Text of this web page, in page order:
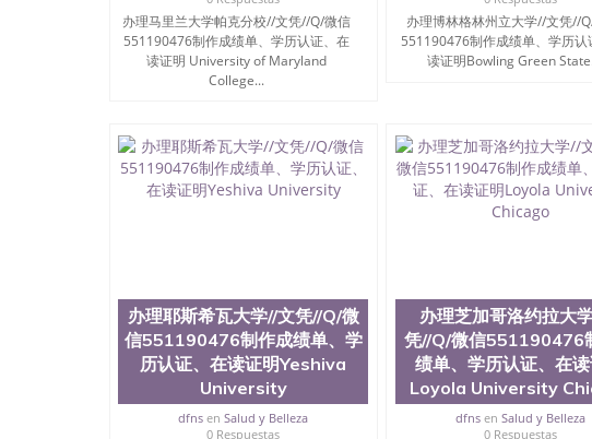
（San Jose State University）圣何塞州立大学（San Jose
State University）圣何塞州立大学学位证（San Jose State
State University）圣何塞州立大学学位证（San Jose State
University）圣何塞州立大学（San Jose State University）圣
立大学结业证（San Jose State University）圣何塞州立大学
立大学学位证（San Jose State University）圣何塞州立大学
立大学学历证书（San Jose State University）圣何塞州立大
塞州立大学学历证书（San Jose State University）澳洲读书
University,Blooming
办理马里兰大学帕克分校//文凭//Q/微信
551190476制作成绩单、学历认证、在
读证明 University of Maryland
College...
办理博林格林州立大学//文凭//
551190476制作成绩单、学历认
读证明Bowling Green
办理耶斯希瓦大学//文凭//Q/微
信551190476制作成绩单、学
历认证、在读证明Yeshiva
University
dfns enSalud y Belleza
0 Respuestas
办理芝加哥洛约拉大
凭//Q/微信551190476
绩单、学历认证、在
Loyola University
dfnsen Salud y Belleza
0 Respuestas